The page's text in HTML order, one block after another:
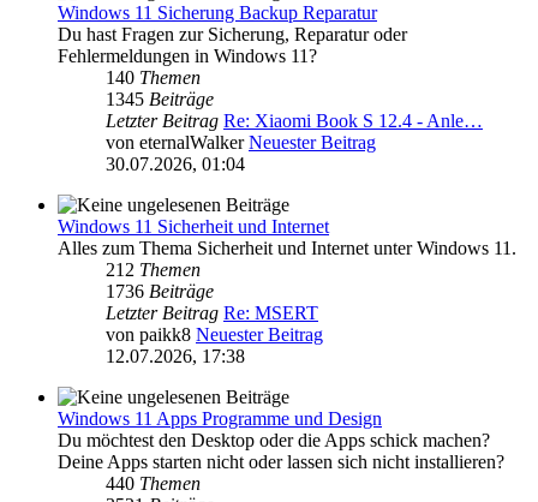
Windows 11 Sicherung Backup Reparatur
Du hast Fragen zur Sicherung, Reparatur oder
Fehlermeldungen in Windows 11?
140 Themen
1345 Beiträge
Letzter Beitrag Re: Xiaomi Book S 12.4 - Anle…
von eternalWalker Neuester Beitrag
30.07.2026, 01:04
Windows 11 Sicherheit und Internet
Alles zum Thema Sicherheit und Internet unter Windows 11.
212 Themen
1736 Beiträge
Letzter Beitrag Re: MSERT
von paikk8 Neuester Beitrag
12.07.2026, 17:38
Windows 11 Apps Programme und Design
Du möchtest den Desktop oder die Apps schick machen?
Deine Apps starten nicht oder lassen sich nicht installieren?
440 Themen